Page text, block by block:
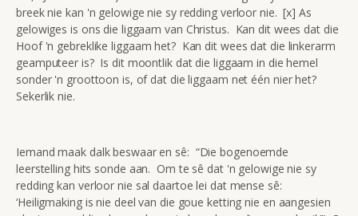
breek nie kan 'n gelowige nie sy redding verloor nie. [x] As
gelowiges is ons die liggaam van Christus. Kan dit wees dat die
Hoof 'n gebreklike liggaam het? Kan dit wees dat die linkerarm
geamputeer is? Is dit moontlik dat die liggaam in die hemel
sonder 'n groottoon is, of dat die liggaam net één nier het?
Sekerlik nie.
Iemand maak dalk beswaar en sê: “Die bogenoemde
leerstelling hits sonde aan. Om te sê dat 'n gelowige nie sy
redding kan verloor nie sal daartoe lei dat mense sê:
‘Heiligmaking is nie deel van die goue ketting nie en aangesien